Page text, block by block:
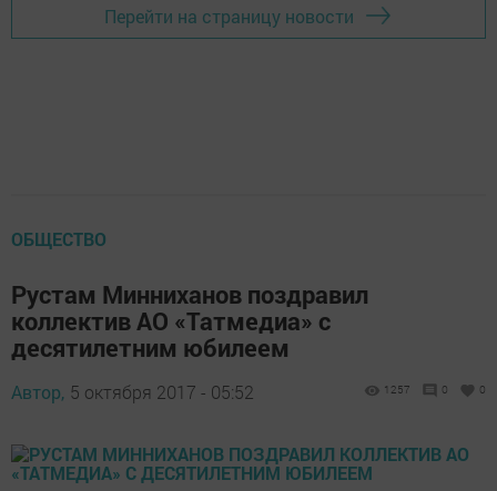
Перейти на страницу новости
ОБЩЕСТВО
Рустам Минниханов поздравил
коллектив АО «Татмедиа» с
десятилетним юбилеем
Автор, 5 октября 2017 - 05:52 1257 0 0